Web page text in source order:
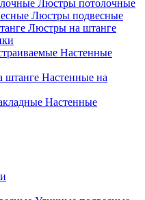
Люстры потолочные
Люстры подвесные
Люстры на штанге
Настенные
Настенные на
Настенные